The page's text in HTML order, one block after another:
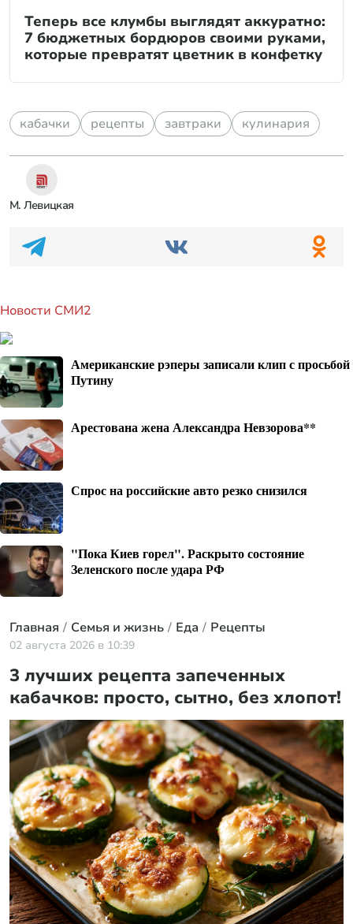
Теперь все клумбы выглядят аккуратно:
7 бюджетных бордюров своими руками,
которые превратят цветник в конфетку
кабачки рецепты завтраки кулинария
М. Левицкая
Новости СМИ2
Американские рэперы записали клип с просьбой
Путину
Арестована жена Александра Невзорова**
Спрос на российские авто резко снизился
"Пока Киев горел". Раскрыто состояние
Зеленского после удара РФ
Главная Семья и жизнь Еда Рецепты
02 августа 2026 в 10:39
3 лучших рецепта запеченных
кабачков: просто, сытно, без хлопот!